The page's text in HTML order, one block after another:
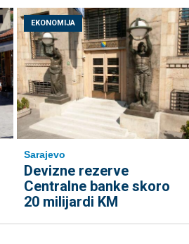
EKONOMIJA
Sarajevo
Devizne rezerve
Centralne banke skoro
20 milijardi KM